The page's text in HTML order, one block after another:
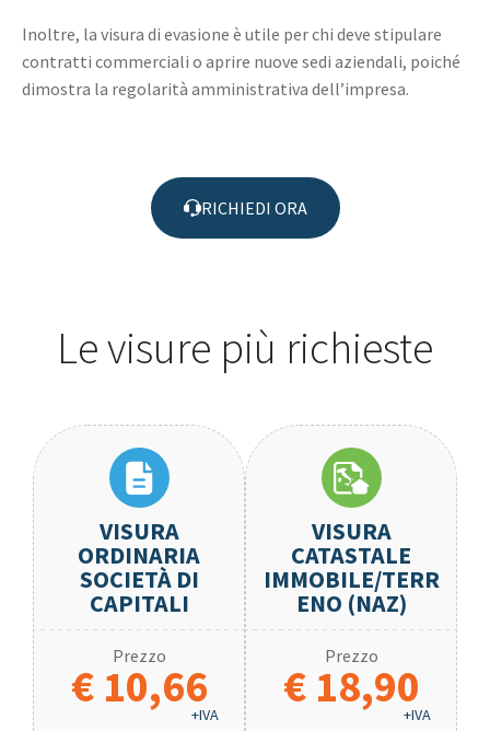
Inoltre, la visura di evasione è utile per chi deve stipulare
contratti commerciali o aprire nuove sedi aziendali, poiché
dimostra la regolarità amministrativa dell’impresa.
RICHIEDI ORA
Le visure più richieste
VISURA
ORDINARIA
SOCIETÀ DI
CAPITALI
Prezzo
€ 10,66
+IVA
VISURA
CATASTALE
IMMOBILE/TERR
ENO (NAZ)
Prezzo
€ 18,90
+IVA